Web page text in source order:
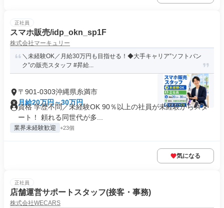
正社員
スマホ販売/idp_okn_sp1F
株式会社マーキュリー
＼未経験OK／月給30万円も目指せる！◆大手キャリア”ソフトバン
ク”の販売スタッフ #昇給...
〒901-0303沖縄県糸満市
月給20万円～30万円
資格 学歴不問／未経験OK 90％以上の社員が未経験からスタ
ート！ 頼れる同世代が多...
業界未経験歓迎 +23個
気になる
正社員
店舗運営サポートスタッフ(接客・事務)
株式会社WECARS